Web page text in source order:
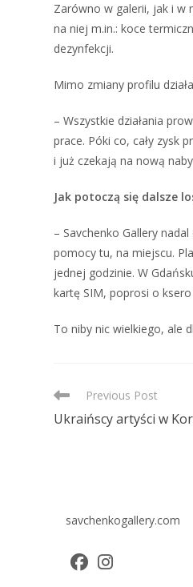
Zarówno w galerii, jak i w
na niej m.in.: koce
dezynfekcji.
Mimo zmiany profilu
– Wszystkie działania
prace. Póki co, cały zysk
i już czekają na nową
Jak potoczą się dalsze
– Savchenko Gallery
pomocy tu, na miejscu.
jednej godzinie. W
kartę SIM, poprosi o
To niby nic wielkiego, ale
READ
ARTICLES
Previous Post
Ukraińscy artyści w
savchenkogallery.com